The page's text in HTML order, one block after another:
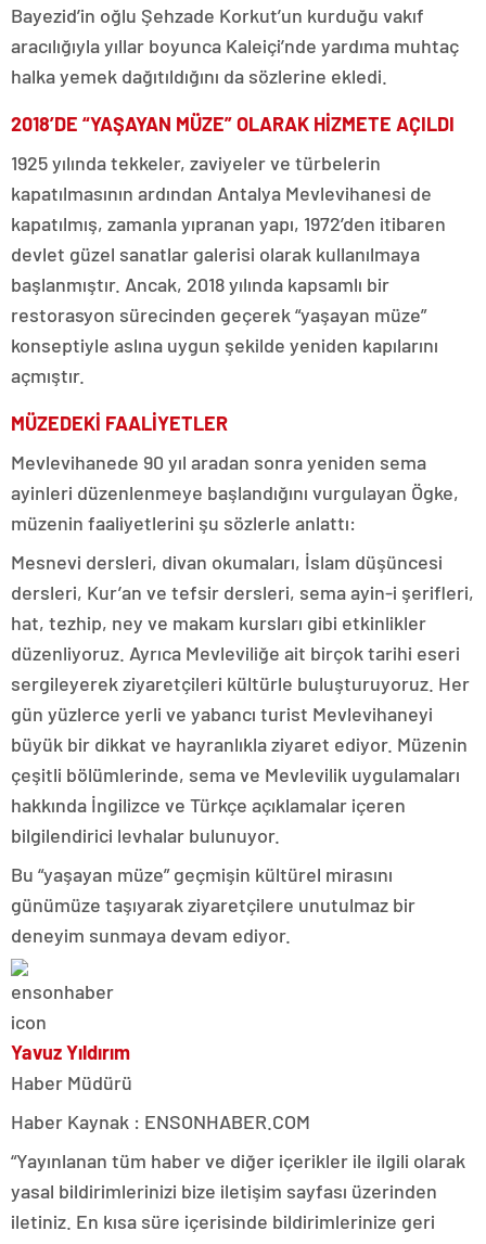
Bayezid’in oğlu Şehzade Korkut’un kurduğu vakıf
aracılığıyla yıllar boyunca Kaleiçi’nde yardıma muhtaç
halka yemek dağıtıldığını da sözlerine ekledi.
2018’DE “YAŞAYAN MÜZE” OLARAK HİZMETE AÇILDI
1925 yılında tekkeler, zaviyeler ve türbelerin
kapatılmasının ardından Antalya Mevlevihanesi de
kapatılmış, zamanla yıpranan yapı, 1972’den itibaren
devlet güzel sanatlar galerisi olarak kullanılmaya
başlanmıştır. Ancak, 2018 yılında kapsamlı bir
restorasyon sürecinden geçerek “yaşayan müze”
konseptiyle aslına uygun şekilde yeniden kapılarını
açmıştır.
MÜZEDEKİ FAALİYETLER
Mevlevihanede 90 yıl aradan sonra yeniden sema
ayinleri düzenlenmeye başlandığını vurgulayan Ögke,
müzenin faaliyetlerini şu sözlerle anlattı:
Mesnevi dersleri, divan okumaları, İslam düşüncesi
dersleri, Kur’an ve tefsir dersleri, sema ayin-i şerifleri,
hat, tezhip, ney ve makam kursları gibi etkinlikler
düzenliyoruz. Ayrıca Mevleviliğe ait birçok tarihi eseri
sergileyerek ziyaretçileri kültürle buluşturuyoruz. Her
gün yüzlerce yerli ve yabancı turist Mevlevihaneyi
büyük bir dikkat ve hayranlıkla ziyaret ediyor. Müzenin
çeşitli bölümlerinde, sema ve Mevlevilik uygulamaları
hakkında İngilizce ve Türkçe açıklamalar içeren
bilgilendirici levhalar bulunuyor.
Bu “yaşayan müze” geçmişin kültürel mirasını
günümüze taşıyarak ziyaretçilere unutulmaz bir
deneyim sunmaya devam ediyor.
Yavuz Yıldırım
Haber Müdürü
Haber Kaynak : ENSONHABER.COM
“Yayınlanan tüm haber ve diğer içerikler ile ilgili olarak
yasal bildirimlerinizi bize iletişim sayfası üzerinden
iletiniz. En kısa süre içerisinde bildirimlerinize geri